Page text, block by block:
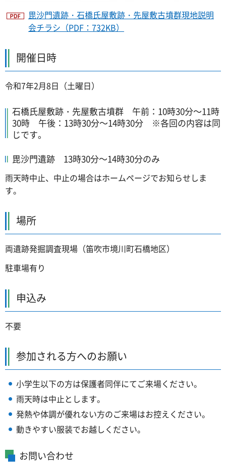
毘沙門遺跡・石橋氏屋敷跡・先屋敷古墳群現地説明
会チラシ（PDF：732KB）
開催日時
令和7年2月8日（土曜日）
石橋氏屋敷跡・先屋敷古墳群 午前：10時30分～11時
30時 午後：13時30分～14時30分 ※各回の内容は同
じです。
毘沙門遺跡 13時30分～14時30分のみ
雨天時中止、中止の場合はホームページでお知らせしま
す。
場所
両遺跡発掘調査現場（笛吹市境川町石橋地区）
駐車場有り
申込み
不要
参加される方へのお願い
小学生以下の方は保護者同伴にてご来場ください。
雨天時は中止とします。
発熱や体調が優れない方のご来場はお控えください。
動きやすい服装でお越しください。
お問い合わせ